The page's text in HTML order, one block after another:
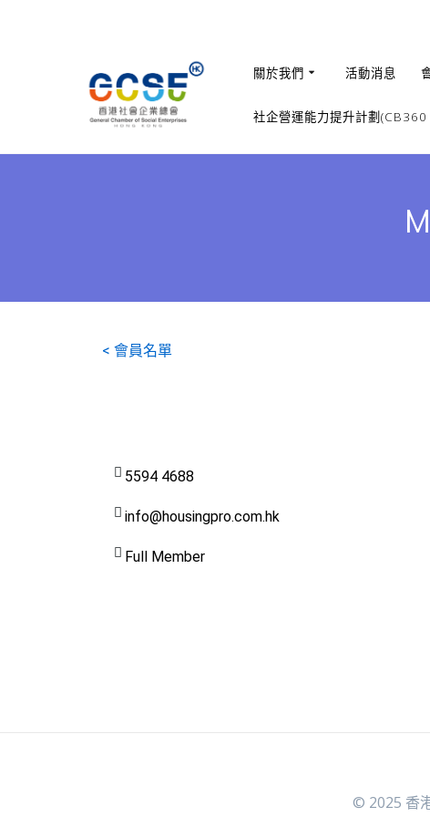
關於我們 活動消息
社企營運能力提升計劃(CB360
< 會員名單
5594 4688
info@housingpro.com.hk
Full Member
© 2025 香